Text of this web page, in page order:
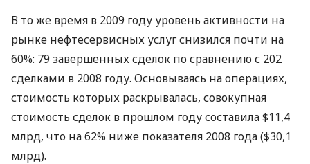
В то же время в 2009 году уровень активности на
рынке нефтесервисных услуг снизился почти на
60%: 79 завершенных сделок по сравнению с 202
сделками в 2008 году. Основываясь на операциях,
стоимость которых раскрывалась, совокупная
стоимость сделок в прошлом году составила $11,4
млрд, что на 62% ниже показателя 2008 года ($30,1
млрд).